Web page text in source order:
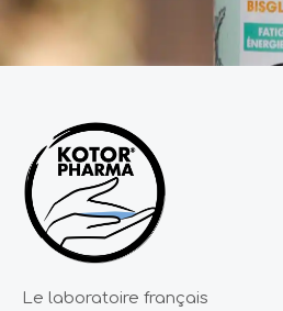
Le laboratoire français